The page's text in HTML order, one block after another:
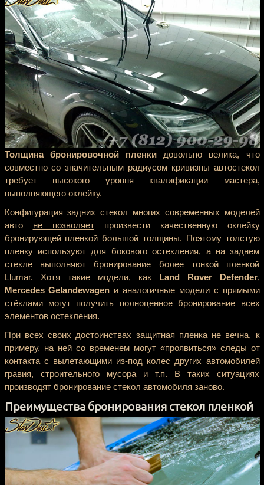
Толщина бронировочной пленкидовольно велика, что
совместно со значительным радиусом кривизны автостекол
требует высокого уровня квалификации мастера,
выполняющего оклейку.
Конфигурация задних стекол многих современных моделей
авто не позволяетпроизвести качественную оклейку
бронирующей пленкой большой толщины. Поэтому толстую
пленку используют для бокового остекления, а на заднем
стекле выполняют бронирование более тонкой пленкой
Llumar. Хотя такие модели, как Land Rover Defender,
Mercedes Gelandewagen и аналогичные модели с прямыми
стёклами могут получить полноценное бронирование всех
элементов остекления.
При всех своих достоинствах защитная пленка не вечна, к
примеру, на ней со временем могут «проявиться» следы от
контакта с вылетающими из-под колес других автомобилей
гравия, строительного мусора и т.п. В таких ситуациях
производят бронирование стекол автомобиля заново.
Преимущества бронирования стекол пленкой